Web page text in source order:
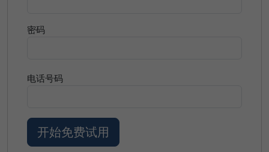
密码
电话号码